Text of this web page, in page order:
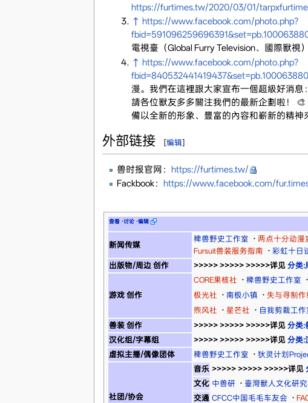
https://furtimes.tw/2020/03/01/
↑ https://www.facebook.com/photo.php?
電視臺（Global Furry Television、國際獸
↑ https://www.facebook.com/photo.php?
漫。我們在這裡跟大家宣布一個超級好消
請各位獸友多多關注我們的最新企劃啦！
備以全新的形象、豐富的內容和嶄新的精神
外部链接 [编辑]
兽时报官网： https://furtimes.tw/
Fackbook： https://www.facebook.com/
查看·讨论·编辑
新闻传媒
稗兽野史工作室 · 两点十分动漫
Fursuit兽装服务指南 · 彩虹十日
出版物/周边 创作
>>>>> >>>>> >>>>>详见 分类:
游戏 创作
CORE果核社 · 稗兽野史工作室 ·
极光社 · 南极小镇 · 失与寻制作
煦风社 · 星芒社 · 自我剪裁工作
兽装 创作
>>>>> >>>>> >>>>>详见 分类:
汉化组/字幕组
>>>>> >>>>> >>>>>详见 分类:
虚拟主播/偶像团体
稗兽野史工作室 · 狄灵计划
社团/协会
音乐 >>>>> >>>>> >>>>>详见
文化 中兽研 · 臺灣獸人文化研究
交通 CFCC中国毛毛车友会 ·